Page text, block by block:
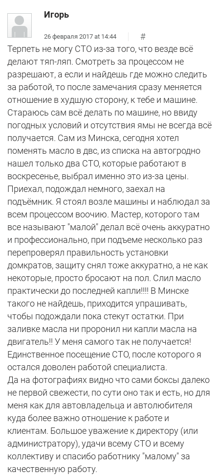
Игорь
26 февраля 2017 at 14:44
#
Терпеть не могу СТО из-за того, что везде всё
делают тяп-ляп. Смотреть за процессом не
разрешают, а если и найдешь где можно следить
за работой, то после замечания сразу меняется
отношение в худшую сторону, к тебе и машине.
Стараюсь сам всё делать по машине, но ввиду
погодных условий и отсутствия ямы не всегда всё
получается. Сам из Минска, сегодня хотел
поменять масло в двс, из списка на автогродно
нашел только два СТО, которые работают в
воскресенье, выбрал именно это из-за цены.
Приехал, подождал немного, заехал на
подъёмник. Я стоял возле машины и наблюдал за
всем процессом воочию. Мастер, которого там
все называют "малой" делал всё очень аккуратно
и профессионально, при подъеме несколько раз
перепроверял правильность установки
домкратов, защиту снял тоже аккуратно, а не как
некоторые, просто бросают на пол. Слил масло
практически до последней капли!!!! В Минске
такого не найдешь, приходится упрашивать,
чтобы подождали пока стекут остатки. При
заливке масла ни проронил ни капли масла на
двигатель!! У меня самого так не получается!
Единственное посещение СТО, после которого я
остался доволен работой специалиста.
Да на фотографиях видно что сами боксы далеко
не первой свежести, по сути оно так и есть, но для
меня как для автовладельца и автолюбителя
куда более важно отношение к работе и
клиентам. Большое уважение к директору (или
администратору), удачи всему СТО и всему
коллективу и спасибо работнику "малому" за
качественную работу.